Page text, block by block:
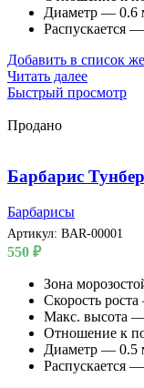
Диаметр — 0.6
Распускается
Добавить в список
Читать далее
Быстрый просмотр
Продано
Барбарис
Барбарисы
Артикул: BAR-00001
550 ₽
Зона
Скорость
Макс. высота
Отношение к
Диаметр — 0.5
Распускается